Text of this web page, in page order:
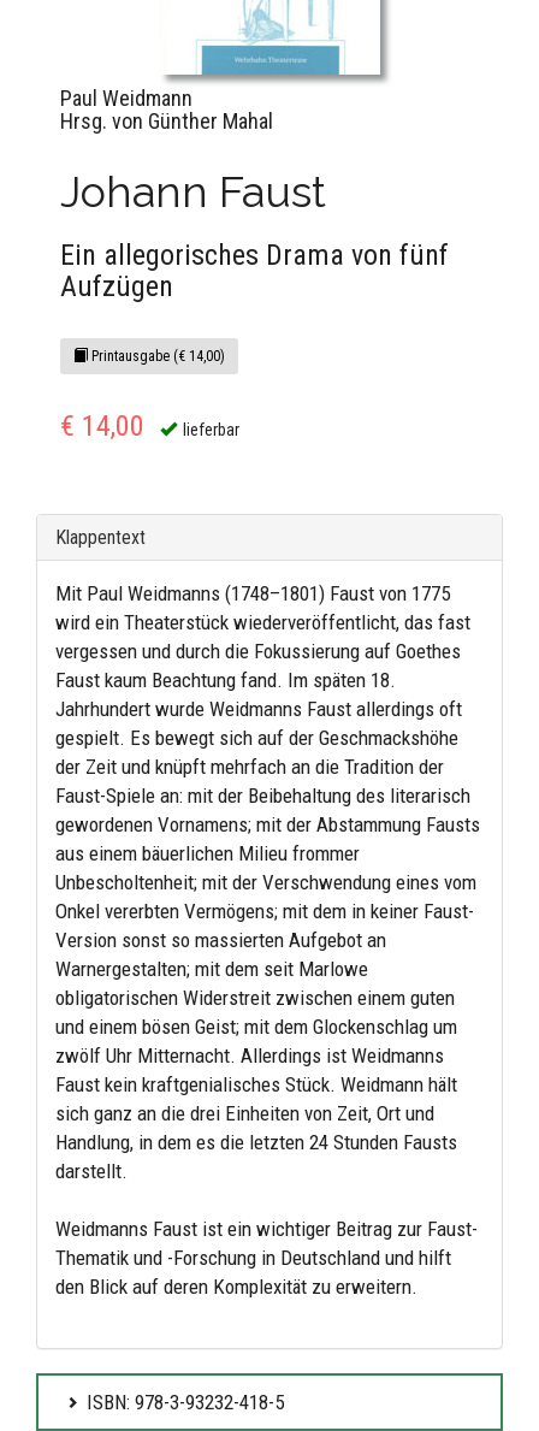
Paul Weidmann
Hrsg. von Günther Mahal
Johann Faust
Ein allegorisches Drama von fünf
Aufzügen
Printausgabe (€ 14,00)
€ 14,00 lieferbar
Klappentext
Mit Paul Weidmanns (1748–1801) Faust von 1775
wird ein Theaterstück wiederveröffentlicht, das fast
vergessen und durch die Fokussierung auf Goethes
Faust kaum Beachtung fand. Im späten 18.
Jahrhundert wurde Weidmanns Faust allerdings oft
gespielt. Es bewegt sich auf der Geschmackshöhe
der Zeit und knüpft mehrfach an die Tradition der
Faust-Spiele an: mit der Beibehaltung des literarisch
gewordenen Vornamens; mit der Abstammung Fausts
aus einem bäuerlichen Milieu frommer
Unbescholtenheit; mit der Verschwendung eines vom
Onkel vererbten Vermögens; mit dem in keiner Faust-
Version sonst so massierten Aufgebot an
Warnergestalten; mit dem seit Marlowe
obligatorischen Widerstreit zwischen einem guten
und einem bösen Geist; mit dem Glockenschlag um
zwölf Uhr Mitternacht. Allerdings ist Weidmanns
Faust kein kraftgenialisches Stück. Weidmann hält
sich ganz an die drei Einheiten von Zeit, Ort und
Handlung, in dem es die letzten 24 Stunden Fausts
darstellt.
Weidmanns Faust ist ein wichtiger Beitrag zur Faust-
Thematik und -Forschung in Deutschland und hilft
den Blick auf deren Komplexität zu erweitern.
ISBN: 978-3-93232-418-5